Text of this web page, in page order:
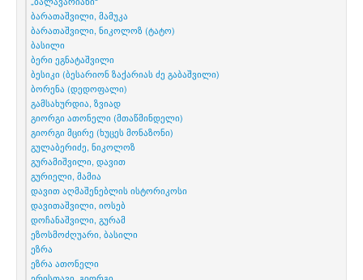
ბარათაშვილი, მამუკა
ბარათაშვილი, ნიკოლოზ (ტატო)
ბასილი
ბერი ეგნატაშვილი
ბესიკი (ბესარიონ ზაქარიას ძე გაბაშვილი)
ბორენა (დედოფალი)
გამსახურდია, ზვიად
გიორგი ათონელი (მთაწმინდელი)
გიორგი მცირე (ხუცეს მონაზონი)
გულაბერიძე, ნიკოლოზ
გურამიშვილი, დავით
გურიელი, მამია
დავით აღმაშენებლის ისტორიკოსი
დავითაშვილი, იოსებ
დოჩანაშვილი, გურამ
ეზოსმოძღუარი, ბასილი
ეზრა
ეზრა ათონელი